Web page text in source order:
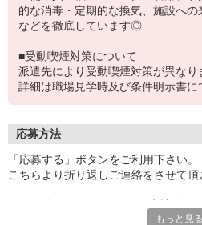
的な消毒・定期的な換気、施設への
などを徹底しています◎
■受動喫煙対策について
派遣先により受動喫煙対策が異なり
詳細は職場見学時及び条件明示書に
応募方法
「応募する」ボタンをご利用下さい。
こちらより折り返しご連絡をさせて頂
もっと見る